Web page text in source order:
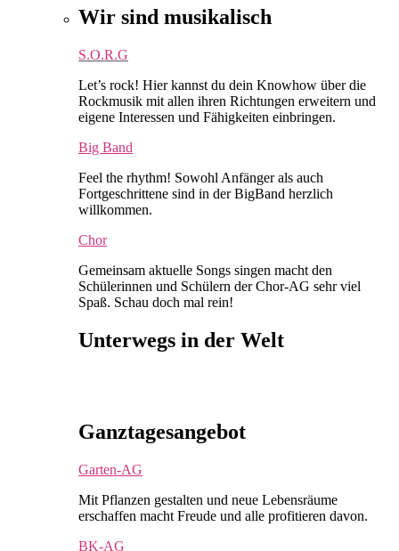
Wir sind musikalisch
S.O.R.G
Let’s rock! Hier kannst du dein Knowhow über die
Rockmusik mit allen ihren Richtungen erweitern und
eigene Interessen und Fähigkeiten einbringen.
Big Band
Feel the rhythm! Sowohl Anfänger als auch
Fortgeschrittene sind in der BigBand herzlich
willkommen.
Chor
Gemeinsam aktuelle Songs singen macht den
Schülerinnen und Schülern der Chor-AG sehr viel
Spaß. Schau doch mal rein!
Unterwegs in der Welt
Ganztagesangebot
Garten-AG
Mit Pflanzen gestalten und neue Lebensräume
erschaffen macht Freude und alle profitieren davon.
BK-AG